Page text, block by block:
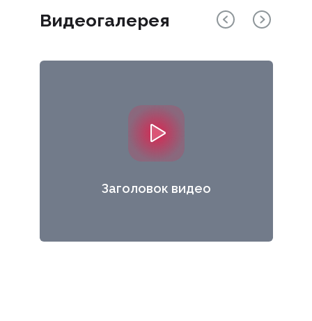
Видеогалерея
Заголовок видео